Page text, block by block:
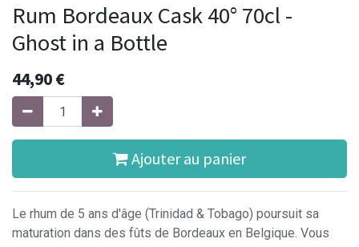
Rum Bordeaux Cask 40° 70cl -
Ghost in a Bottle
44,90€
Ajouter au panier
Le rhum de 5 ans d'âge (Trinidad & Tobago) poursuit sa
maturation dans des fûts de Bordeaux en Belgique. Vous